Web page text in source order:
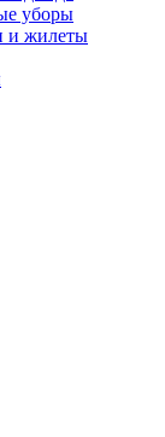
уборы
и жилеты